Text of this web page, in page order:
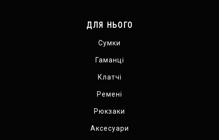
ДЛЯ НЬОГО
Сумки
Гаманці
Клатчі
Ремені
Рюкзаки
Аксесуари